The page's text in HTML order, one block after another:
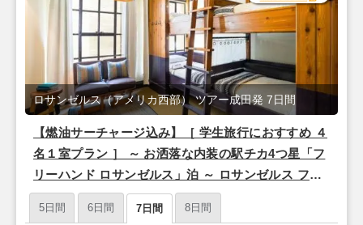
【燃油サーチャージ込み】［ 学生旅行におすすめ ４
名１室プラン ］ ～ お洒落な内装の駅チカ4つ星「フ
リーハンド ロサンゼルス」泊 ～ ロサンゼルス フリ
ープラン 5泊7日間 【成田発／シンガポール航空利
用】
ロサンゼルス（アメリカ西部） ツアー成田発 7日間
5日間 6日間 7日間 8日間